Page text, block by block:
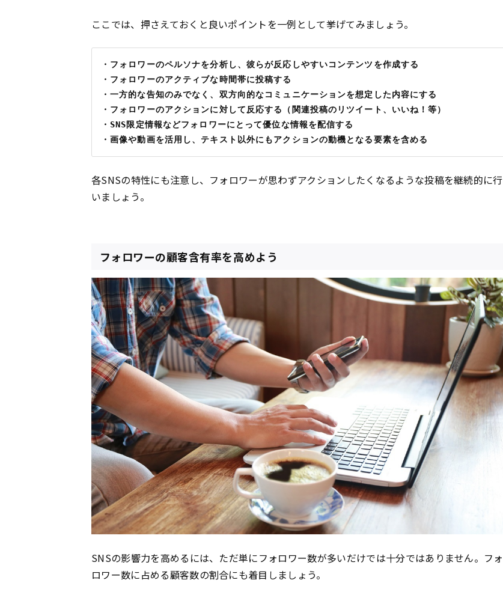
ここでは、押さえておくと良いポイントを一例として挙げてみましょう。
・フォロワーのペルソナを分析し、彼らが反応しやすいコンテンツを作成する
・フォロワーのアクティブな時間帯に投稿する
・一方的な告知のみでなく、双方向的なコミュニケーションを想定した内容にする
・フォロワーのアクションに対して反応する（関連投稿のリツイート、いいね！等）
・SNS限定情報などフォロワーにとって優位な情報を配信する
・画像や動画を活用し、テキスト以外にもアクションの動機となる要素を含める
各SNSの特性にも注意し、フォロワーが思わずアクションしたくなるような投稿を継続的に行
いましょう。
フォロワーの顧客含有率を高めよう
SNSの影響力を高めるには、ただ単にフォロワー数が多いだけでは十分ではありません。フォ
ロワー数に占める顧客数の割合にも着目しましょう。